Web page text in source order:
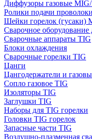
Диффузоры газовые
Ролики подачи
Шейки горелок (гусаки)
Сварочное оборудование
Сварочные аппараты TIG
Блоки охлаждения
Сварочные горелки TIG
Цанги
Цангодержатели и
Сопло газовое TIG
Изоляторы TIG
Заглушки TIG
Наборы для TIG горелки
Головки TIG горелок
Запасные части TIG
Воздушно-плазменная